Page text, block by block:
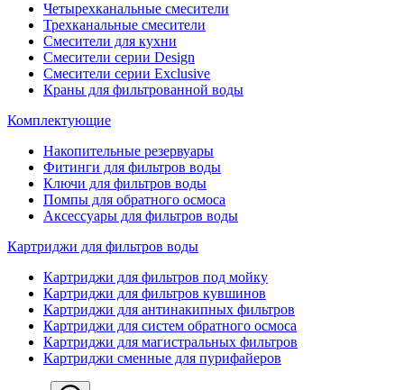
Четырехканальные смесители
Трехканальные смесители
Смесители для кухни
Смесители серии Design
Смесители серии Exclusive
Краны для фильтрованной воды
Комплектующие
Накопительные резервуары
Фитинги для фильтров воды
Ключи для фильтров воды
Помпы для обратного осмоса
Аксессуары для фильтров воды
Картриджи для фильтров воды
Картриджи для фильтров под мойку
Картриджи для фильтров кувшинов
Картриджи для антинакипных фильтров
Картриджи для систем обратного осмоса
Картриджи для магистральных фильтров
Картриджи сменные для пурифайеров